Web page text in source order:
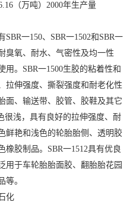
（万吨）2000年生产量
一150、SBR一1502和SBR一
臭氧、耐水、气密性及均一性
。SBR一1500生胶的粘着性和
拉伸强度、撕裂强度和耐老化性
面、输送带、胶管、胶鞋及其它
很浅，具有良好的拉伸强度、耐
鲜艳和浅色的轮胎胎侧、透明胶
胶制品。SBR一1512具有优良
用于车轮胎胎面胶、翻胎胎花园
等。
化